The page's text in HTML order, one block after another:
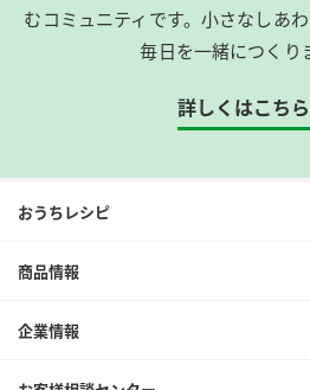
むコミュニティです。​小さなしあ
毎日を一緒につくり
詳しくはこちら
おうちレシピ
商品情報
企業情報